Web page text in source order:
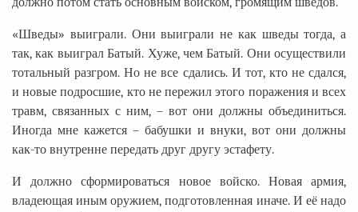
«Шведы» выиграли. Они выиграли не как шведы тогда, а
так, как выиграл Батый. Хуже, чем Батый. Они осуществили
тотальный разгром. Но не все сдались. И тот, кто не сдался,
и новые подросшие, кто не пережил этого поражения и всех
травм, связанных с ним, – вот они должны объединиться.
Иногда мне кажется – бабушки и внуки, вот они должны
как-то внутренне передать друг другу эстафету.
И должно сформироваться новое войско. Новая армия,
владеющая иным оружием, подготовленная иначе. И её надо